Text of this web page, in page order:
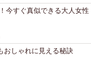
今すぐ真似できる大人女性
おしゃれに見える秘訣